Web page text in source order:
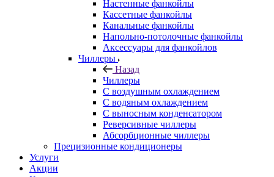
Настенные фанкойлы
Кассетные фанкойлы
Канальные фанкойлы
Напольно-потолочные фанкойлы
Аксессуары для фанкойлов
Чиллеры
Назад
Чиллеры
С воздушным охлаждением
С водяным охлаждением
С выносным конденсатором
Реверсивные чиллеры
Абсорбционные чиллеры
Прецизионные кондиционеры
Услуги
Акции